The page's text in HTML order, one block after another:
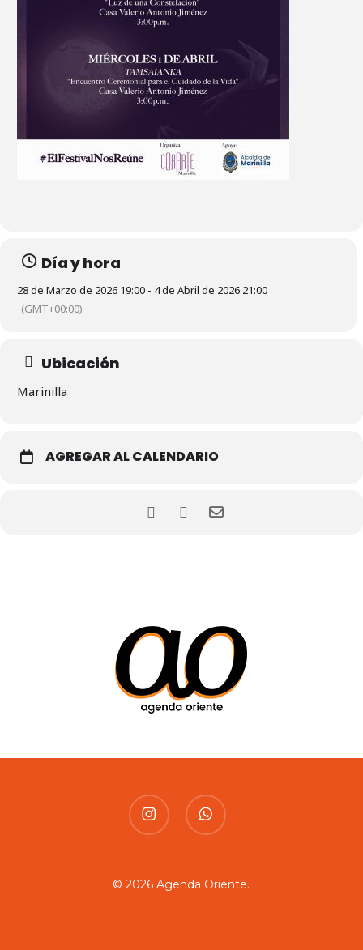
Día y hora
28 de Marzo de 2026 19:00 - 4 de Abril de 2026 21:00
(GMT+00:00)
Ubicación
Marinilla
AGREGAR AL CALENDARIO
instagram whatsapp
© 2026 Agenda Oriente.